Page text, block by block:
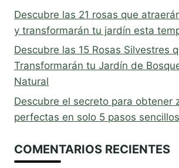
Descubre las 21 rosas que
y transformarán tu jardín esta
Descubre las 15 Rosas Silvestres
Transformarán tu Jardín de
Natural
Descubre el secreto para obtener
perfectas en solo 5 pasos sencillos
COMENTARIOS RECIENTES